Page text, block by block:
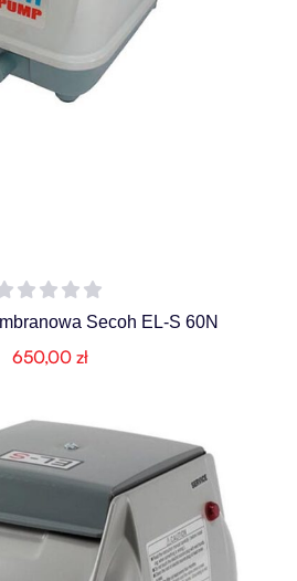
Secoh EL-S 60N
650,00 zł